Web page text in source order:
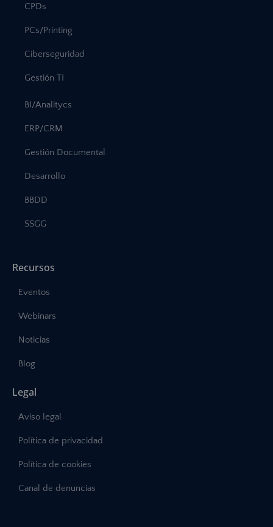
CPDs
PCs/Printing
Ciberseguridad
Gestión TI
BI/Analitycs
ERP/CRM
Gestión Documental
Desarrollo
BBDD
SSGG
Recursos
Eventos
Webinars
Noticias
Blog
Legal
Aviso legal
Política de privacidad
Política de cookies
Canal de denuncias